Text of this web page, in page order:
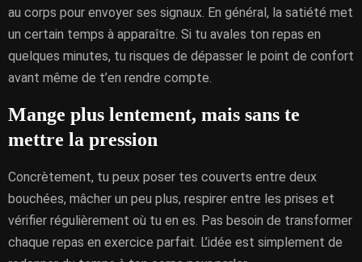
au corps pour envoyer ses signaux. En général, la satiété met
un certain temps à apparaître. Si tu avales ton repas en
quelques minutes, tu risques de dépasser le point de confort
avant même de t’en rendre compte.
Mange plus lentement, mais sans te
mettre la pression
Concrètement, tu peux poser tes couverts entre deux
bouchées, mâcher un peu plus, respirer entre les prises et
vérifier régulièrement où tu en es. Pas besoin de transformer
chaque repas en exercice parfait. L’idée est simplement de